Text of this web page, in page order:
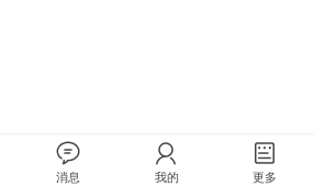
消息 我的 更多